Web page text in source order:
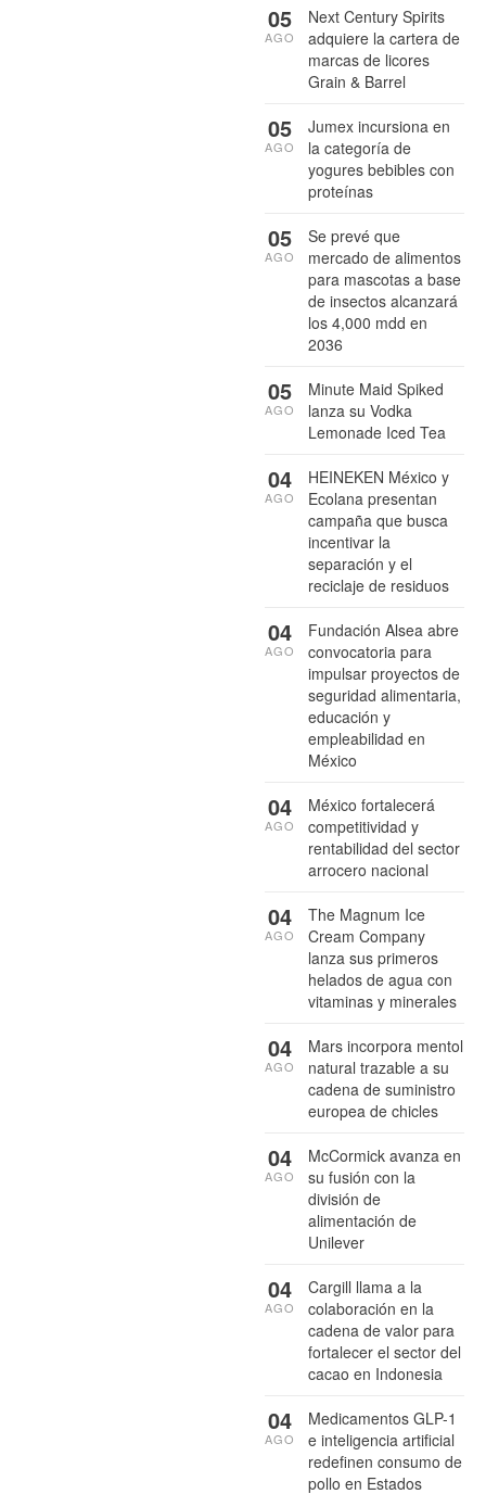
Next Century Spirits
adquiere la cartera de
marcas de licores
Grain & Barrel
05
AGO
Jumex incursiona en
la categoría de
yogures bebibles con
proteínas
05
AGO
Se prevé que
mercado de alimentos
para mascotas a base
de insectos alcanzará
los 4,000 mdd en
2036
05
AGO
Minute Maid Spiked
lanza su Vodka
Lemonade Iced Tea
05
AGO
HEINEKEN México y
Ecolana presentan
campaña que busca
incentivar la
separación y el
reciclaje de residuos
04
AGO
Fundación Alsea abre
convocatoria para
impulsar proyectos de
seguridad alimentaria,
educación y
empleabilidad en
México
04
AGO
México fortalecerá
competitividad y
rentabilidad del sector
arrocero nacional
04
AGO
The Magnum Ice
Cream Company
lanza sus primeros
helados de agua con
vitaminas y minerales
04
AGO
Mars incorpora mentol
natural trazable a su
cadena de suministro
europea de chicles
04
AGO
McCormick avanza en
su fusión con la
división de
alimentación de
Unilever
04
AGO
Cargill llama a la
colaboración en la
cadena de valor para
fortalecer el sector del
cacao en Indonesia
04
AGO
Medicamentos GLP-1
e inteligencia artificial
redefinen consumo de
pollo en Estados
04
AGO